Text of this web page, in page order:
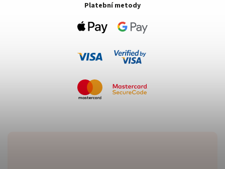
Platební metody